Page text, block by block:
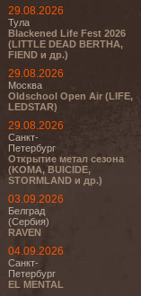
29.08.2026
Тула
Blackened Life Fest 2026
(LITTLE DEAD BERTHA,
FIEND и др.)
29.08.2026
Москва
Oldschool Open Air (LIFE,
LEDSTAR)
29.08.2026
Санкт-
Петербург
Открытие метал сезона
(KOMA, BUICIDE,
STORMLAND и др.)
03.09.2026
Белград
(Сербия)
RAVEN
04.09.2026
Санкт-
Петербург
EL MENTAL